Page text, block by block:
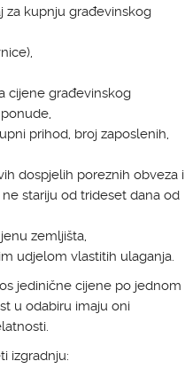
za kupnju građevinskog
cijene građevinskog
prihod, broj zaposlenih,
dospjelih poreznih obveza i
stariju od trideset dana od
zemljišta,
udjelom vlastitih ulaganja.
jedinične cijene po jednom
u odabiru imaju oni
izgradnju: